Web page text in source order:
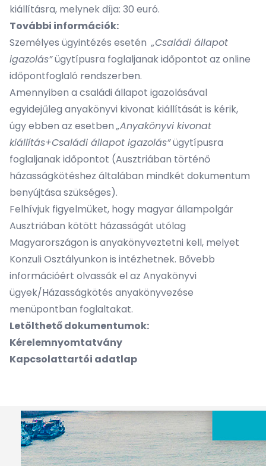
kiállításra, melynek díja: 30 euró.
További információk:
Személyes ügyintézés esetén„Családi állapot
igazolás”ügytípusra foglaljanak időpontot az online
időpontfoglaló rendszerben.
Amennyiben a családi állapot igazolásával
egyidejűleg anyakönyvi kivonat kiállítását is kérik,
úgy ebben az esetben„Anyakönyvi kivonat
kiállítás+Családi állapot igazolás”ügytípusra
foglaljanak időpontot (Ausztriában történő
házasságkötéshez általában mindkét dokumentum
benyújtása szükséges).
Felhívjuk figyelmüket, hogy magyar állampolgár
Ausztriában kötött házasságát utólag
Magyarországon is anyakönyveztetni kell, melyet
Konzuli Osztályunkon is intézhetnek. Bővebb
információért olvassák el az Anyakönyvi
ügyek/Házasságkötés anyakönyvezése
menüpontban foglaltakat.
Letölthető dokumentumok:
Kérelemnyomtatvány
Kapcsolattartói adatlap